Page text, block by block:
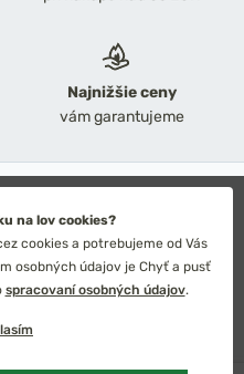
Najnižšie ceny
vám garantujeme
údajov
Simplia s.r.o.
Petr Široký
na lov cookies?
cookies a potrebujeme od Vás
osobných údajov je Chyť a pusť
spracovaní osobných údajov.